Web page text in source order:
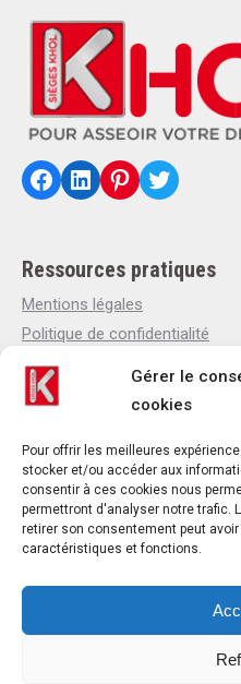
Gérer le
cookies
Pour offrir les meilleures
stocker et/ou accéder aux
consentir à ces cookies nous
permettront d'analyser notre trafic.
retirer son consentement peut
caractéristiques et fonctions.
Facebook LinkedIn Pinterest Twitter
Ressources pratiques
Mentions légales
Politique de confidentialité
Politique de cookies
Qui sommes-nous
Contact
Contact
28 Avenue Maréchal de Lattre